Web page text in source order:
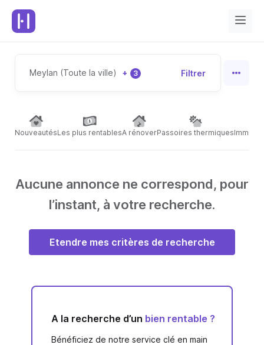
Meylan (Toute la ville) + 3 Filtrer
NouveautésLes plus rentablesA rénoverPassoires thermiques
Aucune annonce ne correspond, pour
l’instant, à votre recherche.
Etendre mes critères de recherche
A la recherche d’un bien rentable ?
Bénéficiez de notre service clé en main